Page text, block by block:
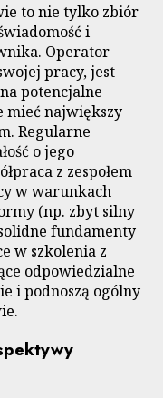
to nie tylko zbiór
i
Operator
pracy, jest
potencjalne
mieć największy
Regularne
o jego
z zespołem
w warunkach
(np. zbyt silny
fundamenty
w szkolenia z
odpowiedzialne
i podnoszą ogólny